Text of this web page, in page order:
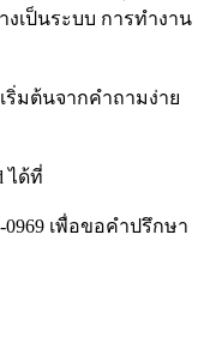
เป็นระบบ การทำงาน
มต้นจากคำถามง่าย
ได้ที่
0969 เพื่อขอคำปรึกษา